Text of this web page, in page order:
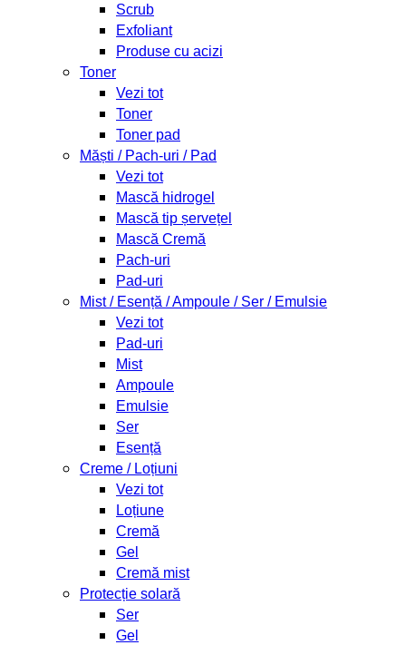
Scrub
Exfoliant
Produse cu acizi
Toner
Vezi tot
Toner
Toner pad
Măști / Pach-uri / Pad
Vezi tot
Mască hidrogel
Mască tip șervețel
Mască Cremă
Pach-uri
Pad-uri
Mist / Esență / Ampoule / Ser / Emulsie
Vezi tot
Pad-uri
Mist
Ampoule
Emulsie
Ser
Esență
Creme / Loțiuni
Vezi tot
Loțiune
Cremă
Gel
Cremă mist
Protecție solară
Ser
Gel